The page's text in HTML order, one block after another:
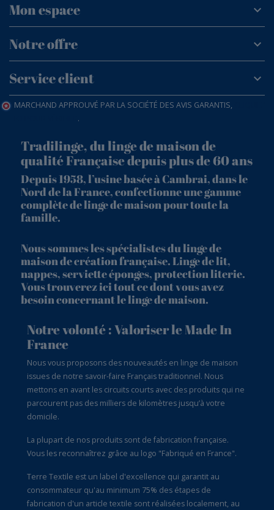
Mon espace
Notre offre
Service client
MARCHAND APPROUVÉ PAR LA SOCIÉTÉ DES AVIS GARANTIS,
.
Tradilinge, du linge de maison de
qualité Française depuis plus de 60 ans
Depuis 1958, l’usine basée à Cambrai, dans le
Nord de la France, confectionne une gamme
complète de linge de maison pour toute la
famille.
Nous sommes les spécialistes du linge de
maison de création française. Linge de lit,
nappes, serviette éponges, protection literie.
Vous trouverez ici tout ce dont vous avez
besoin concernant le linge de maison.
Notre volonté : Valoriser le Made In
France
Nous vous proposons des nouveautés en linge de maison
issues de notre savoir-faire Français traditionnel. Nous
mettons en avant les circuits courts avec des produits qui ne
parcourent pas des milliers de kilomètres jusqu’à votre
domicile.
La plupart de nos produits sont de fabrication française.
Vous les reconnaîtrez grâce au logo "Fabriqué en France".
Terre Textile est un label d'excellence qui garantit au
consommateur qu'au minimum 75% des étapes de
fabrication d'un article textile sont réalisées localement, au